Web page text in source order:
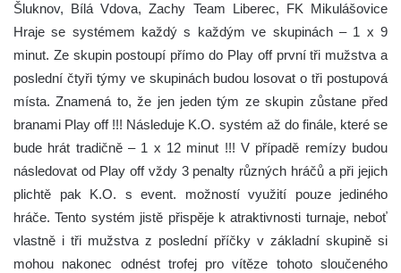
Šluknov, Bílá Vdova, Zachy Team Liberec, FK Mikulášovice
Hraje se systémem každý s každým ve skupinách – 1 x 9
minut. Ze skupin postoupí přímo do Play off první tři mužstva a
poslední čtyři týmy ve skupinách budou losovat o tři postupová
místa. Znamená to, že jen jeden tým ze skupin zůstane před
branami Play off !!! Následuje K.O. systém až do finále, které se
bude hrát tradičně – 1 x 12 minut !!! V případě remízy budou
následovat od Play off vždy 3 penalty různých hráčů a při jejich
plichtě pak K.O. s event. možností využití pouze jediného
hráče. Tento systém jistě přispěje k atraktivnosti turnaje, neboť
vlastně i tři mužstva z poslední příčky v základní skupině si
mohou nakonec odnést trofej pro vítěze tohoto sloučeného